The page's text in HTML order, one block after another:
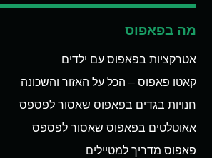
מה בפאפוס
אטרקציות בפאפוס עם ילדים
קאטו פאפוס – הכל על האזור והשכונה
חנויות בגדים בפאפוס שאסור לפספס
אאוטלטים בפאפוס שאסור לפספס
פאפוס מדריך למטיילים